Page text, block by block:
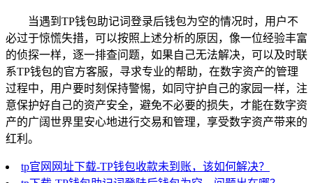
当遇到TP钱包助记词登录后钱包为空的情况时，用户不
必过于惊慌失措，可以按照上述分析的原因，像一位经验丰富
的侦探一样，逐一排查问题，如果自己无法解决，可以及时联
系TP钱包的官方客服，寻求专业的帮助，在数字资产的管理
过程中，用户要时刻保持警惕，如同守护自己的家园一样，注
意保护好自己的资产安全，避免不必要的损失，才能在数字资
产的广阔世界里安心地进行交易和管理，享受数字资产带来的
红利。
tp官网网址下载-TP钱包收款未到账，该如何解决？